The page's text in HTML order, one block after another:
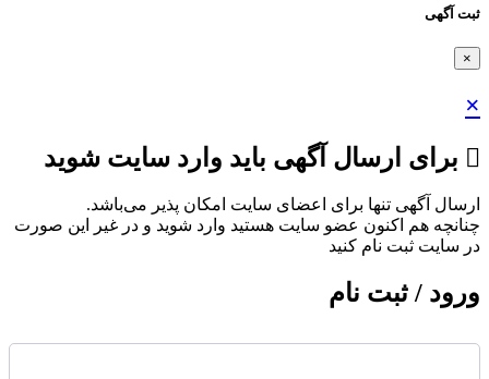
ثبت آگهی
×
×
برای ارسال آگهی باید وارد سایت شوید
ارسال آگهی تنها برای اعضای سایت امکان پذیر می‌باشد.
چنانچه هم‌ اکنون عضو سایت هستید وارد شوید و در غیر این صورت
در سایت ثبت نام کنید
ورود / ثبت نام